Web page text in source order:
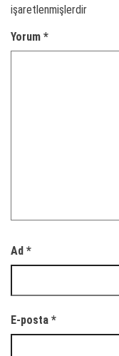
işaretlenmişlerdir
Yorum *
Ad *
E-posta *